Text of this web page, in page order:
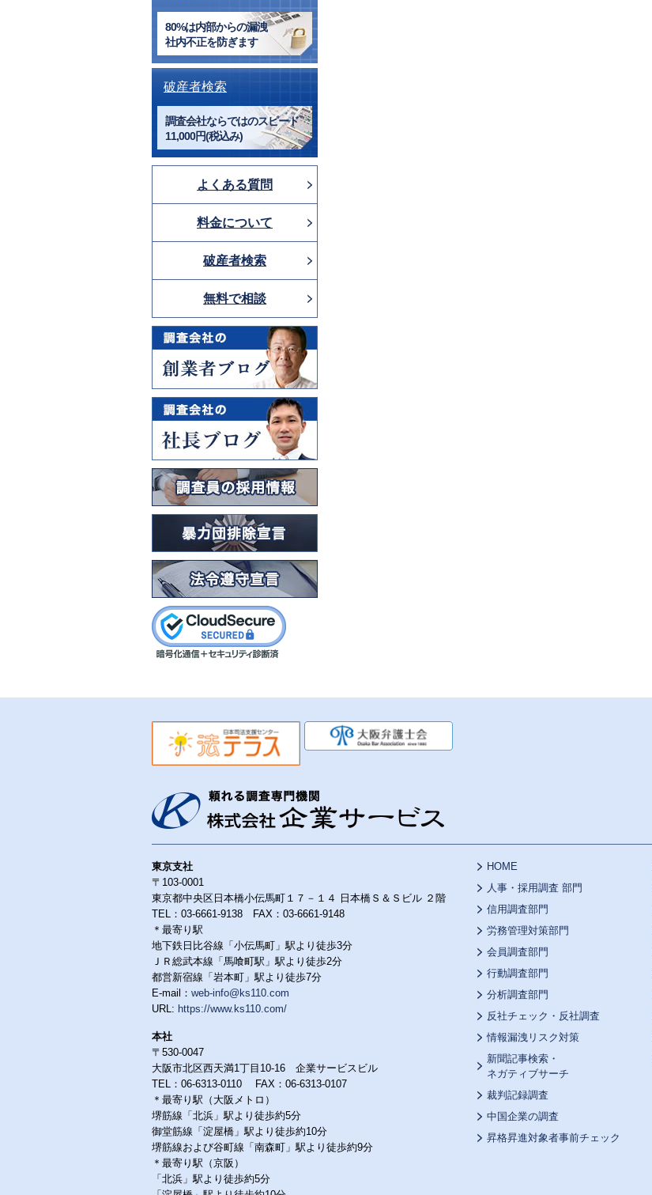
80%は内部からの漏洩
社内不正を防ぎます
破産者検索
調査会社ならではのスピード
11,000円(税込み)
よくある質問
料金について
破産者検索
無料で相談
東京支社
〒103-0001
東京都中央区日本橋小伝馬町１７－１４ 日本橋Ｓ＆Ｓビル ２階
TEL：03-6661-9138 FAX：03-6661-9148
＊最寄り駅
地下鉄日比谷線「小伝馬町」駅より徒歩3分
ＪＲ総武本線「馬喰町駅」駅より徒歩2分
都営新宿線「岩本町」駅より徒歩7分
E-mail： web-info@ks110.com
URL: https://www.ks110.com/
本社
〒530-0047
大阪市北区西天満1丁目10-16 企業サービスビル
TEL：06-6313-0110 FAX：06-6313-0107
＊最寄り駅（大阪メトロ）
堺筋線「北浜」駅より徒歩約5分
御堂筋線「淀屋橋」駅より徒歩約10分
堺筋線および谷町線「南森町」駅より徒歩約9分
＊最寄り駅（京阪）
「北浜」駅より徒歩約5分
HOME
人事・採用調査 部門
信用調査部門
労務管理対策部門
会員調査部門
行動調査部門
分析調査部門
反社チェック・反社調査
情報漏洩リスク対策
新聞記事検索・
ネガティブサーチ
裁判記録調査
中国企業の調査
昇格昇進対象者事前チェック